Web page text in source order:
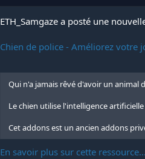
ETH_Samgaze a posté une
Chien de police - Améliorez votre
Qui n'a jamais rêvé d'avoir un
Le chien utilise l'intelligence
Cet addons est un ancien addons
En savoir plus sur cette ressource...